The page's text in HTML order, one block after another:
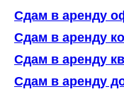
Сдам в аренду
Сдам в аренду
Сдам в аренду
Сдам в аренду